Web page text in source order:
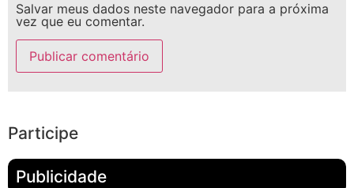
Salvar meus dados neste navegador para a próxima
vez que eu comentar.
Participe
Publicidade